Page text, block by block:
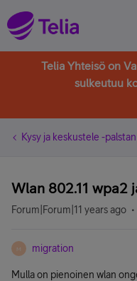
Telia Yhteisö on
sulkeutuu
Kysy ja keskustele -
Wlan 802.11 wpa2
Forum|Forum|11 years ago
M migration
Mulla on pienoinen wlan